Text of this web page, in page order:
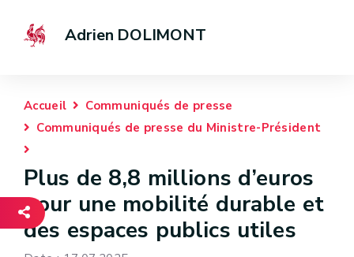
Adrien DOLIMONT
Accueil
Communiqués de presse
Communiqués de presse du Ministre-Président
Plus de 8,8 millions d’euros
pour une mobilité durable et
des espaces publics utiles